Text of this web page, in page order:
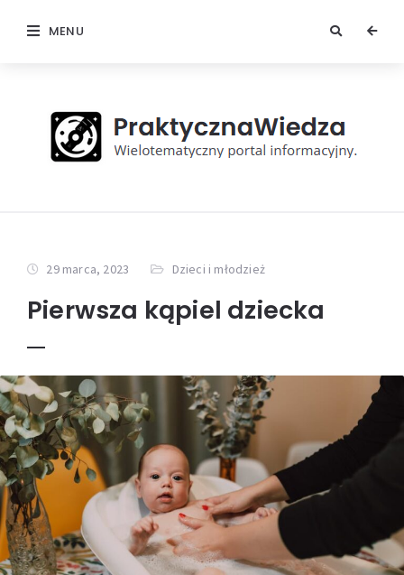
MENU
29 marca, 2023 Dzieci i młodzież
Pierwsza kąpiel dziecka